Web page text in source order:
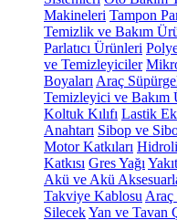
Makineleri Tampon
Temizlik ve Bakım
Parlatıcı Ürünleri
ve Temizleyiciler
Boyaları Araç
Temizleyici ve Bakım
Koltuk Kılıfı Lastik
Anahtarı Sibop ve
Motor Katkıları
Katkısı Gres Yağı
Akü ve Akü
Takviye Kablosu Araç
SilecekYan ve Tavan